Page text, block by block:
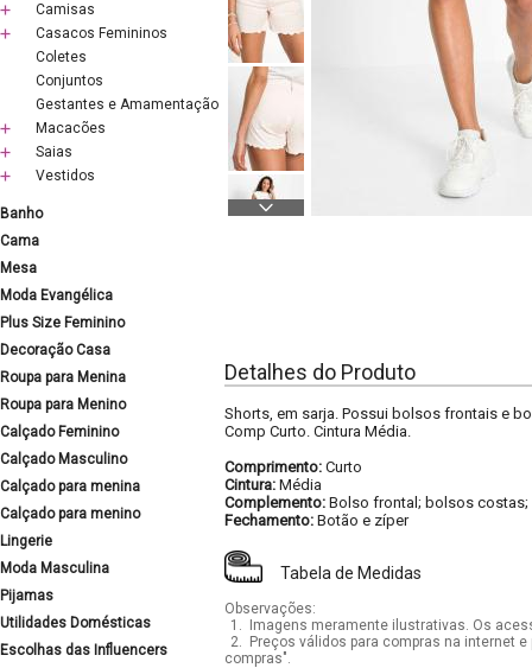
Camisas
Casacos Femininos
Coletes
Conjuntos
Gestantes e Amamentação
Macacões
Saias
Vestidos
Banho
Cama
Mesa
Moda Evangélica
Plus Size Feminino
Decoração Casa
Roupa para Menina
Roupa para Menino
Calçado Feminino
Calçado Masculino
Calçado para menina
Calçado para menino
Lingerie
Moda Masculina
Pijamas
Utilidades Domésticas
Escolhas das Influencers
Detalhes do Produto
Shorts, em sarja. Possui bolsos frontais e
Comp Curto. Cintura Média.
Comprimento: Curto
Cintura: Média
Complemento: Bolso frontal; bolsos
Fechamento: Botão e zíper
Tabela de Medidas
Observações:
1.
Imagens meramente ilustrativas. Os
2.
Preços válidos para compras na internet
compras".